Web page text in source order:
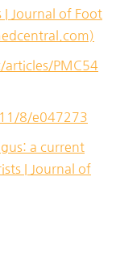
| Journal of Foot
PMC54
8/e047273
a current
| Journal of